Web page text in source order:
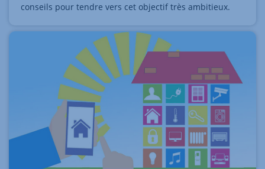
conseils pour tendre vers cet objectif très ambitieux.